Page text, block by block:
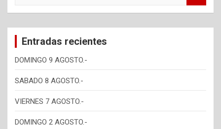
c
Entradas recientes
DOMINGO 9 AGOSTO.-
SABADO 8 AGOSTO.-
VIERNES 7 AGOSTO.-
DOMINGO 2 AGOSTO.-